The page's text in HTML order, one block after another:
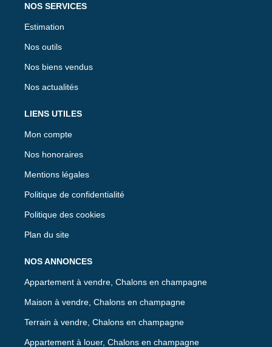
NOS SERVICES
Estimation
Nos outils
Nos biens vendus
Nos actualités
LIENS UTILES
Mon compte
Nos honoraires
Mentions légales
Politique de confidentialité
Politique des cookies
Plan du site
NOS ANNONCES
Appartement à vendre, Chalons en champagne
Maison à vendre, Chalons en champagne
Terrain à vendre, Chalons en champagne
Appartement à louer, Chalons en champagne